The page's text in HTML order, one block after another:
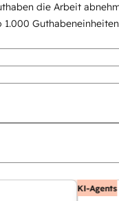
die Arbeit
1.000
KI-Agents